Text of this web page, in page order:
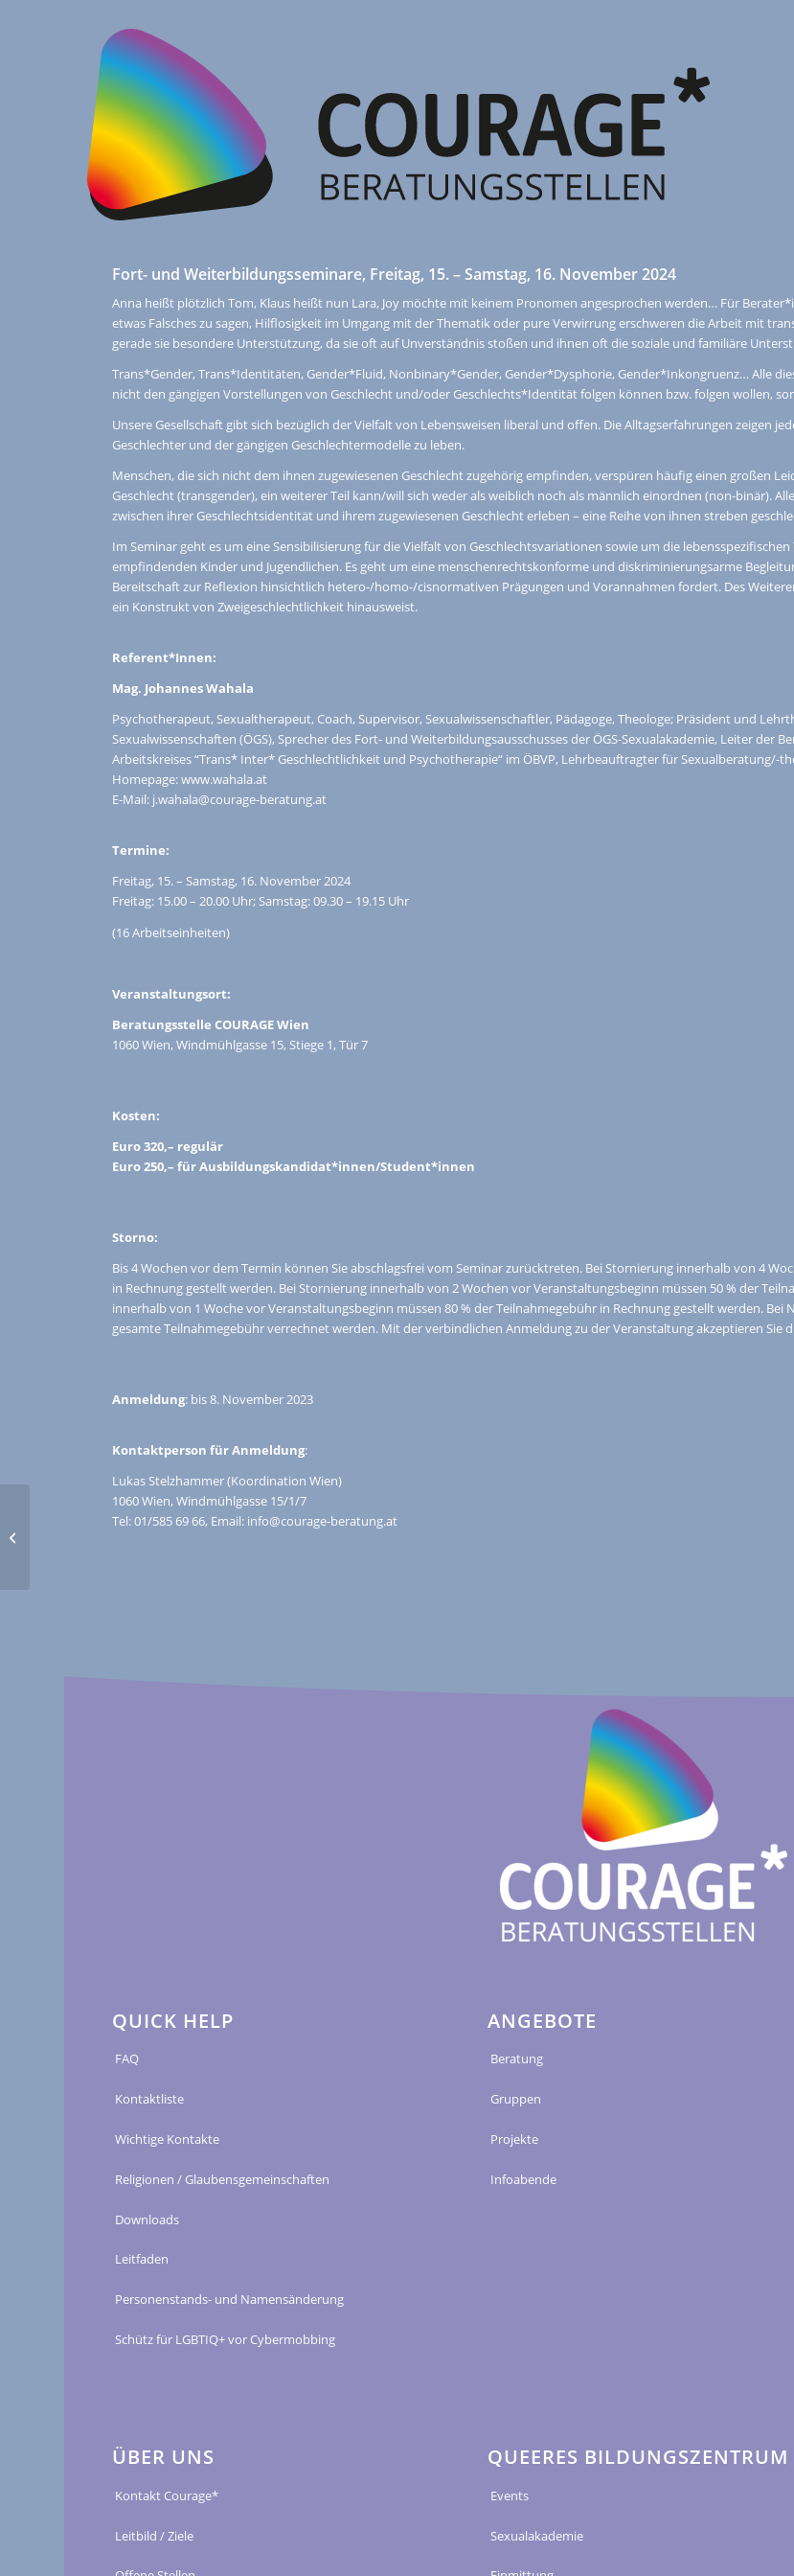
Fort- und Weiterbildungsseminare, Freitag, 15. – Samstag, 16. November 2024
Anna heißt plötzlich Tom, Klaus heißt nun Lara, Joy möchte mit keinem Pronomen angesprochen werden… Für
etwas Falsches zu sagen, Hilflosigkeit im Umgang mit der Thematik oder pure Verwirrung erschweren die Arbeit mit
gerade sie besondere Unterstützung, da sie oft auf Unverständnis stoßen und ihnen oft die soziale und familiäre
Trans*Gender, Trans*Identitäten, Gender*Fluid, Nonbinary*Gender, Gender*Dysphorie, Gender*Inkongruenz… Alle
nicht den gängigen Vorstellungen von Geschlecht und/oder Geschlechts*Identität folgen können bzw. folgen wollen,
Unsere Gesellschaft gibt sich bezüglich der Vielfalt von Lebensweisen liberal und offen. Die Alltagserfahrungen zeigen
Geschlechter und der gängigen Geschlechtermodelle zu leben.
Menschen, die sich nicht dem ihnen zugewiesenen Geschlecht zugehörig empfinden, verspüren häufig einen großen
Geschlecht (transgender), ein weiterer Teil kann/will sich weder als weiblich noch als männlich einordnen (non-binär).
zwischen ihrer Geschlechtsidentität und ihrem zugewiesenen Geschlecht erleben – eine Reihe von ihnen streben
Im Seminar geht es um eine Sensibilisierung für die Vielfalt von Geschlechtsvariationen sowie um die
empfindenden Kinder und Jugendlichen. Es geht um eine menschenrechtskonforme und diskriminierungsarme
Bereitschaft zur Reflexion hinsichtlich hetero-/homo-/cisnormativen Prägungen und Vorannahmen fordert. Des
ein Konstrukt von Zweigeschlechtlichkeit hinausweist.
Referent*Innen:
Mag. Johannes Wahala
Psychotherapeut, Sexualtherapeut, Coach, Supervisor, Sexualwissenschaftler, Pädagoge, Theologe; Präsident und
Sexualwissenschaften (ÖGS), Sprecher des Fort- und Weiterbildungsausschusses der ÖGS-Sexualakademie, Leiter der
Arbeitskreises “Trans* Inter* Geschlechtlichkeit und Psychotherapie“ im ÖBVP, Lehrbeauftragter für Sexualberatung/-
Homepage: www.wahala.at
E-Mail: j.wahala@courage-beratung.at
Termine:
Freitag, 15. – Samstag, 16. November 2024
Freitag: 15.00 – 20.00 Uhr; Samstag: 09.30 – 19.15 Uhr
(16 Arbeitseinheiten)
Veranstaltungsort:
Beratungsstelle COURAGE Wien
1060 Wien, Windmühlgasse 15, Stiege 1, Tür 7
Kosten:
Euro 320,– regulär
Euro 250,– für Ausbildungskandidat*innen/Student*innen
Storno:
Bis 4 Wochen vor dem Termin können Sie abschlagsfrei vom Seminar zurücktreten. Bei Stornierung innerhalb von 4
in Rechnung gestellt werden. Bei Stornierung innerhalb von 2 Wochen vor Veranstaltungsbeginn müssen 50 % der
innerhalb von 1 Woche vor Veranstaltungsbeginn müssen 80 % der Teilnahmegebühr in Rechnung gestellt werden.
gesamte Teilnahmegebühr verrechnet werden. Mit der verbindlichen Anmeldung zu der Veranstaltung akzeptieren Sie
Anmeldung: bis 8. November 2023
Kontaktperson für Anmeldung:
Lukas Stelzhammer (Koordination Wien)
1060 Wien, Windmühlgasse 15/1/7
Tel: 01/585 69 66, Email: info@courage-beratung.at
QUICK HELP
FAQ
Kontaktliste
Wichtige Kontakte
Religionen / Glaubensgemeinschaften
Downloads
Leitfaden
Personenstands- und Namensänderung
Schütz für LGBTIQ+ vor Cybermobbing
ANGEBOTE
Beratung
Gruppen
Projekte
Infoabende
ÜBER UNS
Kontakt Courage*
Leitbild / Ziele
QUEERES BILDUNGSZENTRUM
Events
Sexualakademie
Systemische Beratung